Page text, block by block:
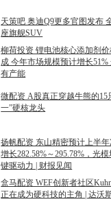
天策吧 奥迪Q9更多官图发布
座旗舰SUV
柳荷投资 锂电池核心添加剂
成 今年市场规模预计增长
有产能
微配资 A股真正穿越牛熊的15
一”硬核龙头
扬帆配资 东山精密预计上半
增长282.58%～295.78%，光
键驱动力 | 财报见闻
盒马配资 WEF创新者社区
正在成为硬科技的主角 | 达沃